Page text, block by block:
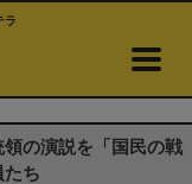
ラ
の演説を「国民の戦
たち